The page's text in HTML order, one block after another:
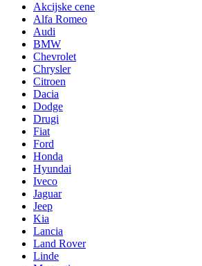
Akcijske cene
Alfa Romeo
Audi
BMW
Chevrolet
Chrysler
Citroen
Dacia
Dodge
Drugi
Fiat
Ford
Honda
Hyundai
Iveco
Jaguar
Jeep
Kia
Lancia
Land Rover
Linde